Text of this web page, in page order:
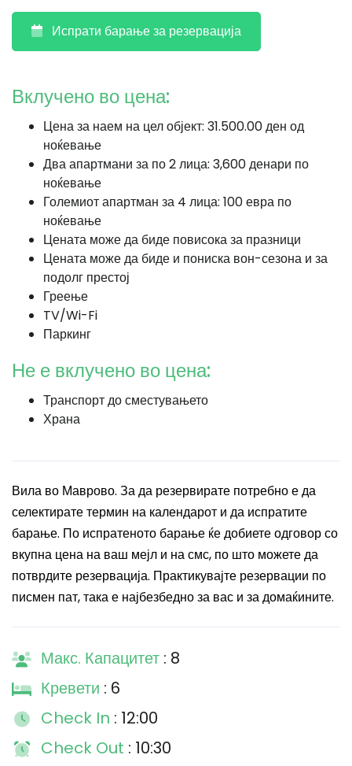
Испрати барање за резервација
Вклучено во цена:
Цена за наем на цел објект: 31.500.00 ден од
ноќевање
Два апартмани за по 2 лица: 3,600 денари по
ноќевање
Големиот апартман за 4 лица: 100 евра по
ноќевање
Цената може да биде повисока за празници
Цената може да биде и пониска вон-сезона и за
подолг престој
Греење
TV/Wi-Fi
Паркинг
Не е вклучено во цена:
Транспорт до сместувањето
Храна
Вила во Маврово. За да резервирате потребно е да
селектирате термин на календарот и да испратите
барање. По испратеното барање ќе добиете одговор со
вкупна цена на ваш мејл и на смс, по што можете да
потврдите резервација. Практикувајте резервации по
писмен пат, така е најбезбедно за вас и за домаќините.
Макс. Капацитет : 8
Кревети : 6
Check In : 12:00
Check Out : 10:30